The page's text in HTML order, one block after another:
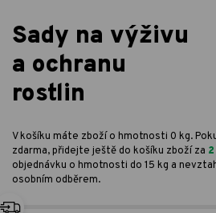
Sady na výživu
a ochranu
rostlin
V košíku máte zboží o hmotnosti 0 kg.
zdarma, přidejte ještě do košíku zboží za
objednávku o hmotnosti do 15 kg a
osobním odběrem.